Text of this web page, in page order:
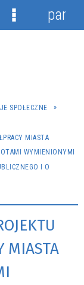
SPOŁECZNE
MIASTA
WYMIENIONYMI
I O
MIASTA
Menu
panel